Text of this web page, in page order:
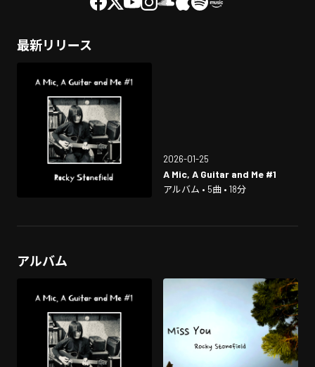
最新リリース
2026-01-25
A Mic, A Guitar and Me #1
アルバム • 5曲 • 18分
アルバム